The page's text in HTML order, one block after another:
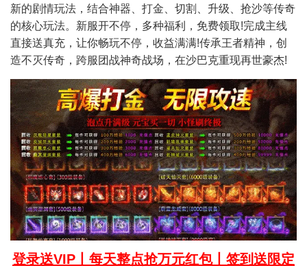
新的剧情玩法，结合神器、打金、切割、升级、抢沙等传奇
的核心玩法。新服开不停，多种福利，免费领取!完成主线
直接送真充，让你畅玩不停，收益满满!传承王者精神，创
造不灭传奇，跨服团战神奇战场，在沙巴克重现再世豪杰!
登录送VIP丨每天整点抢万元红包丨 签到送限定